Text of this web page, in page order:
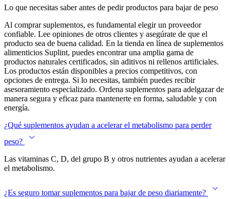
Lo que necesitas saber antes de pedir productos para bajar de peso
Al comprar suplementos, es fundamental elegir un proveedor
confiable. Lee opiniones de otros clientes y asegúrate de que el
producto sea de buena calidad. En la tienda en línea de suplementos
alimenticios Suplint, puedes encontrar una amplia gama de
productos naturales certificados, sin aditivos ni rellenos artificiales.
Los productos están disponibles a precios competitivos, con
opciones de entrega. Si lo necesitas, también puedes recibir
asesoramiento especializado. Ordena suplementos para adelgazar de
manera segura y eficaz para mantenerte en forma, saludable y con
energía.
¿Qué suplementos ayudan a acelerar el metabolismo para perder
peso?
Las vitaminas C, D, del grupo B y otros nutrientes ayudan a acelerar
el metabolismo.
¿Es seguro tomar suplementos para bajar de peso diariamente?